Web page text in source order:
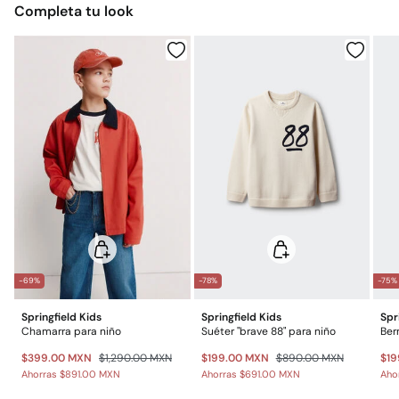
No lavar en seco
Otros estados de la República Mexicana: 2-5 días
*Días laborables (L-V).
Envío a almacén
Completa tu look
-69%
Springfield Kids
Chamarra para niño
$399.00 MXN $1,290.00 MXN
Ahorras $891.00 MXN
-78%
Springfield Kids
Suéter "brave 88" para niño
$199.00 MXN $890.00 MXN
Ahorras $691.00 MXN
-75%